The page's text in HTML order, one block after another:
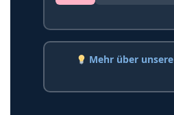
Mehr über